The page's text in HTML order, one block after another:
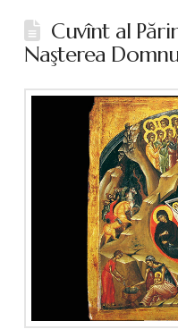
Cuvînt al
Naşterea